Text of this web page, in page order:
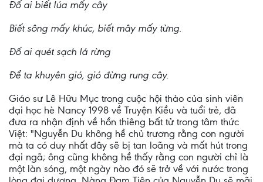
Đố ai biết lúa mấy cây
Biết sông mấy khúc, biết mây mấy từng.
Đố ai quét sạch lá rừng
Để ta khuyên gió, gió đừng rung cây.
Giáo sư Lê Hữu Mục trong cuộc hội thảo của sinh viên
đại học hè Nancy 1998 về Truyện Kiều và tuổi trẻ, đã
đưa ra nhận định về hồn thiêng bất tử trong tâm thức
Việt: "Nguyễn Du không hề chủ trương rằng con người
mà ta có duy nhất đây sẽ bị tan loãng và mất hút trong
đại ngã; ông cũng không hề thấy rằng con người chỉ là
một làn sóng, một ngày nào đó sẽ trở về với nước trong